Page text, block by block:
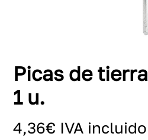
Picas de
1 u.
4,36€ IVA incluido